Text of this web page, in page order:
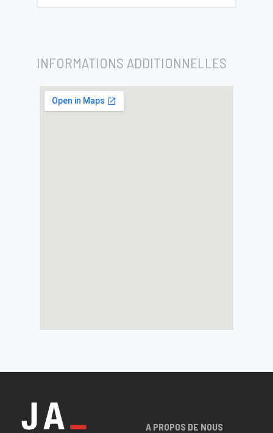
INFORMATIONS ADDITIONNELLES
A PROPOS DE NOUS